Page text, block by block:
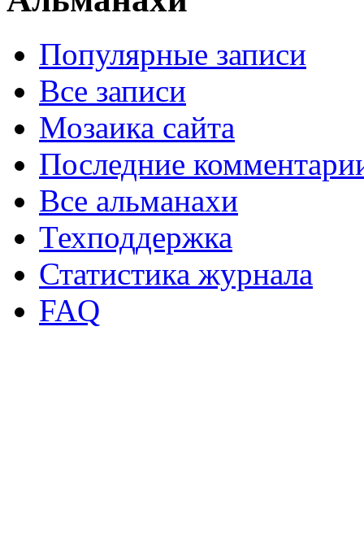
Популярные записи
Все записи
Мозаика сайта
Последние
Все альманахи
Техподдержка
Статистика журнала
FAQ